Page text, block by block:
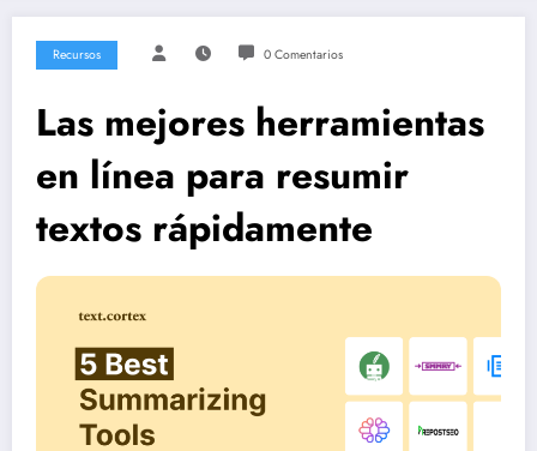
Recursos 0 Comentarios
Las mejores herramientas
en línea para resumir
textos rápidamente